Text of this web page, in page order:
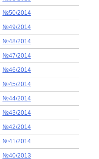
№50/2014
№49/2014
№48/2014
№47/2014
№46/2014
№45/2014
№44/2014
№43/2014
№42/2014
№41/2014
№40/2013